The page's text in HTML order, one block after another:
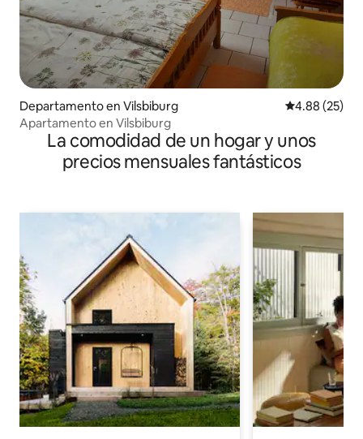
Departamento en Vilsbiburg Calificación
4.88 (25)
Apartamento en Vilsbiburg
La comodidad de un hogar y unos
precios mensuales fantásticos